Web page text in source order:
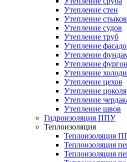
Утепление стен
Утепление стыков
Утепление судов
Утепление труб
Утепление
Утепление
Утепление
Утепление
Утепление цехов
Утепление цоколя
Утепление
Утепление швов
Гидроизоляция ППУ
Теплоизоляция
Теплоизоляция
Теплоизоляция
Теплоизоляция